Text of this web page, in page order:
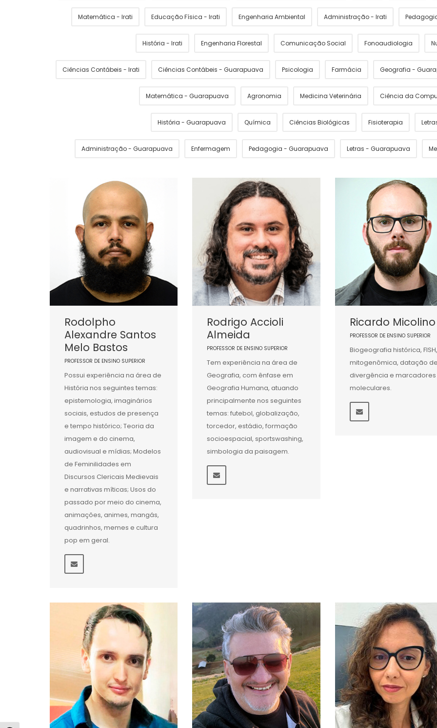
Matemática - Irati Educação Física - Irati Engenharia Ambiental Administração - Irati
História - Irati Engenharia Florestal Comunicação Social Fonoaudiologia
Ciências Contábeis - Irati Ciências Contábeis - Guarapuava Psicologia Farmácia Geografia -
Matemática - Guarapuava Agronomia Medicina Veterinária Ciência da
História - Guarapuava Química Ciências Biológicas Fisioterapia
Administração - Guarapuava Enfermagem Pedagogia - Guarapuava Letras - Guarapuava
Rodolpho
Alexandre Santos
Melo Bastos
PROFESSOR DE ENSINO SUPERIOR
Possui experiência na área de
História nos seguintes temas:
epistemologia, imaginários
sociais, estudos de presença
e tempo histórico; Teoria da
imagem e do cinema,
audiovisual e mídias; Modelos
de Feminilidades em
Discursos Clericais Medievais
e narrativas míticas; Usos do
passado por meio do cinema,
animações, animes, mangás,
quadrinhos, memes e cultura
pop em geral.
Rodrigo Accioli
Almeida
PROFESSOR DE ENSINO SUPERIOR
Tem experiência na área de
Geografia, com ênfase em
Geografia Humana, atuando
principalmente nos seguintes
temas: futebol, globalização,
torcedor, estádio, formação
socioespacial, sportswashing,
simbologia da paisagem.
Ricardo Micolino
PROFESSOR DE ENSINO SUPERIOR
Biogeografia histórica, FISH,
mitogenômica, datação
divergência e marcadores
moleculares.